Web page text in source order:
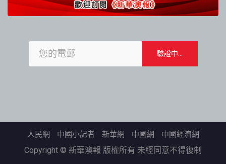
人民網 中國小記者 新華網 中國網 中國經濟網
Copyright © 新華澳報 版權所有 未經同意不得復制